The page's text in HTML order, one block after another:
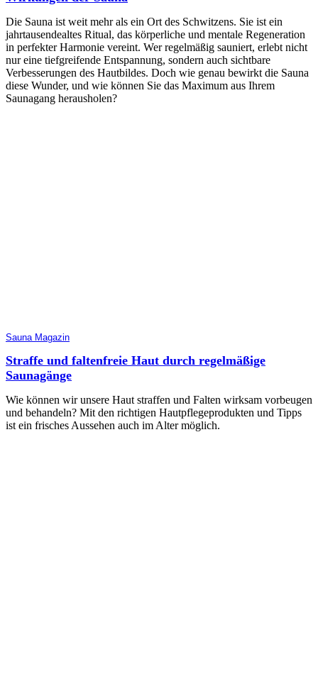
Die Sauna ist weit mehr als ein Ort des Schwitzens. Sie ist ein
jahrtausendealtes Ritual, das körperliche und mentale Regeneration
in perfekter Harmonie vereint. Wer regelmäßig sauniert, erlebt nicht
nur eine tiefgreifende Entspannung, sondern auch sichtbare
Verbesserungen des Hautbildes. Doch wie genau bewirkt die Sauna
diese Wunder, und wie können Sie das Maximum aus Ihrem
Saunagang herausholen?
Sauna Magazin
Straffe und faltenfreie Haut durch regelmäßige
Saunagänge
Wie können wir unsere Haut straffen und Falten wirksam vorbeugen
und behandeln? Mit den richtigen Hautpflegeprodukten und Tipps
ist ein frisches Aussehen auch im Alter möglich.